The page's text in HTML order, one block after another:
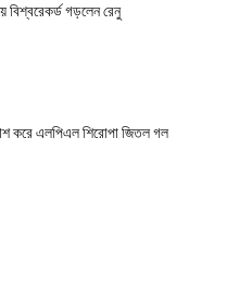
বিশ্বরেকর্ড গড়লেন রেনু
করে এলপিএল শিরোপা জিতল গল